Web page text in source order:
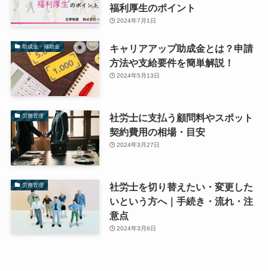
福利厚生のポイント
2024年7月1日
助成金・補助金
キャリアアップ助成金とは？申請
方法や支給要件を簡単解説！
2024年5月13日
労務管理
社労士に支払う顧問料やスポット
契約費用の相場・目安
2024年3月27日
労務管理
社労士を切り替えたい・変更した
いという方へ｜手続き・流れ・注
意点
2024年3月6日